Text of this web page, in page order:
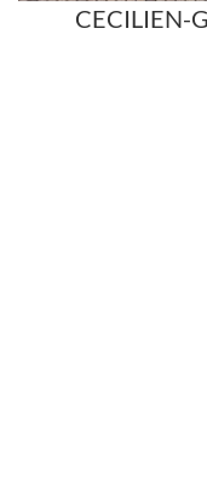
CECILIEN-